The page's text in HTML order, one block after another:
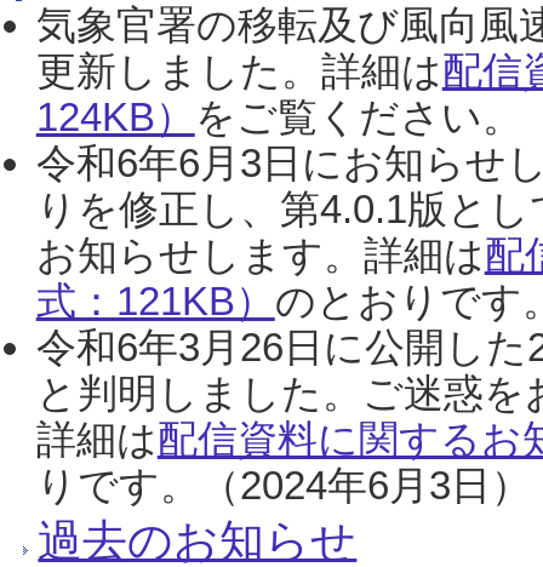
気象官署の移転及び風向風
更新しました。詳細は配信
124KB） をご覧ください。
令和6年6月3日にお知らせ
りを修正し、第4.0.1版と
お知らせします。詳細は配
式：121KB） のとおりです
令和6年3月26日に公開し
と判明しました。ご迷惑
詳細は配信資料に関するお
りです。（2024年6月3日）
過去のお知らせ